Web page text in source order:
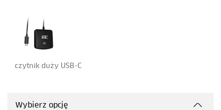
czytnik duży USB-C
Wybierz opcję